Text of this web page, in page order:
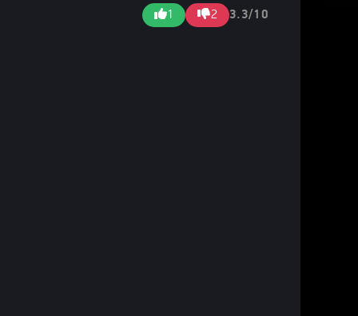
1 2 3.3/10